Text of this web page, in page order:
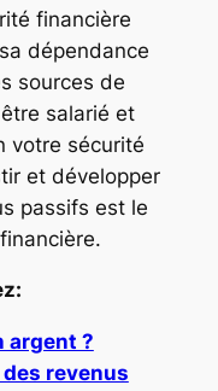
financière
dépendance
sources de
salarié et
votre sécurité
et développer
passifs est le
argent ?
revenus